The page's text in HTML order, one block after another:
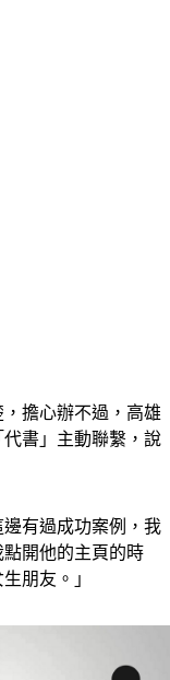
擔心辦不過，高雄
書」主動聯繫，說
有過成功案例，我
開他的主頁的時
朋友。」